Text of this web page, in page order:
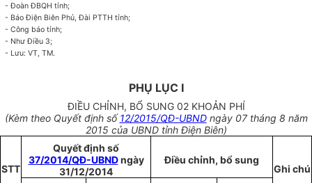
- Đoàn ĐBQH tỉnh;
- Báo Điện Biên Phủ, Đài PTTH tỉnh;
- Công báo tỉnh;
- Như Điều 3;
- Lưu: VT, TM.
PHỤ LỤC I
ĐIỀU CHỈNH, BỔ SUNG 02 KHOẢN PHÍ
(Kèm theo Quyết định số12/2015/QĐ-UBNDngày 07 tháng 8 năm
2015 của UBND tỉnh Điện Biên)
STT
Quyết định số
37/2014/QĐ-UBNDngày
31/12/2014
Điều chỉnh, bổ sung
Ghi chú